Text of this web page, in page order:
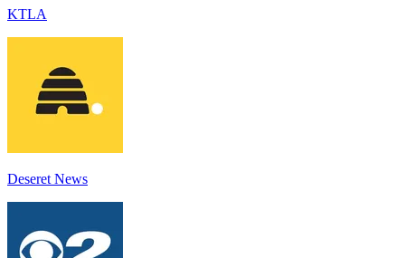
KTLA
Deseret News